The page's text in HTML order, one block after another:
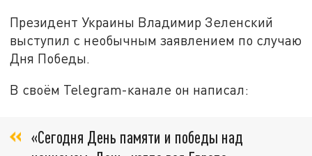
Президент Украины Владимир Зеленский
выступил с необычным заявлением по случаю
Дня Победы.
В своём Telegram-канале он написал:
«Сегодня День памяти и победы над